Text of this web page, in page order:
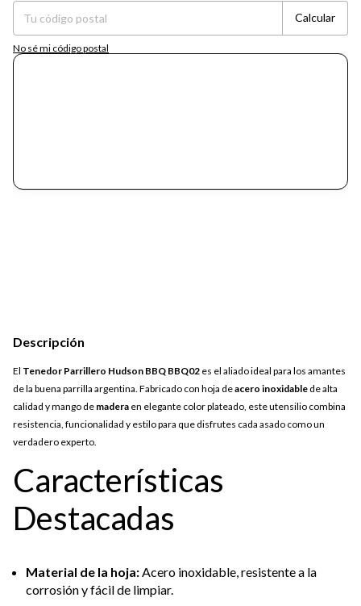
Calcular
No sé mi código postal
Descripción
El Tenedor Parrillero Hudson BBQ BBQ02 es el aliado ideal para los amantes
de la buena parrilla argentina. Fabricado con hoja deacero inoxidable de alta
calidad y mango de madera en elegante color plateado, este utensilio combina
resistencia, funcionalidad y estilo para que disfrutes cada asado como un
verdadero experto.
Características
Destacadas
Material de la hoja:Acero inoxidable, resistente a la
corrosión y fácil de limpiar.